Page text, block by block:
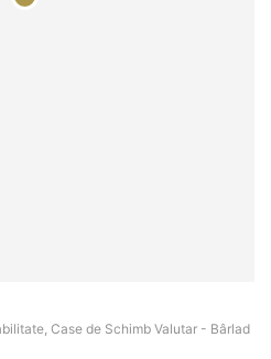
Case de Schimb Valutar - Bârlad